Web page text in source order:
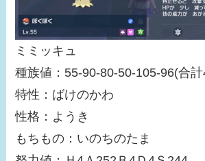
ミミッキュ
種族値：55-90-80-50-105-96(合
特性：ばけのかわ
性格：ようき
もちもの：いのちのたま